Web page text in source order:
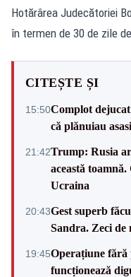
Hotărârea Judecătoriei
în termen de 30 de zile
CITEȘTE ȘI
15:50Complot
că plănuiau
21:42Trump: Rusia
această
Ucraina
20:43Gest superb
Sandra. Zeci de
19:45Operațiune fără
funcționează